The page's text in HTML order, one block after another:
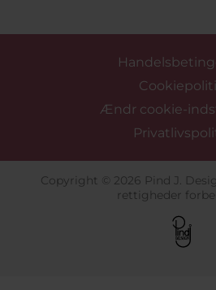
Ændr cookie-
Copyright © 2026 Pind J.
rettigheder